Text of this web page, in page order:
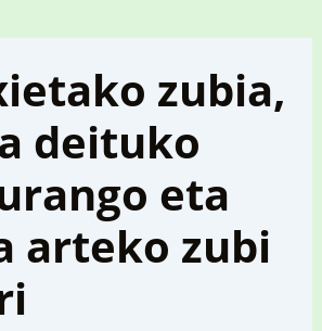
zubia,
deituko
eta
arteko zubi